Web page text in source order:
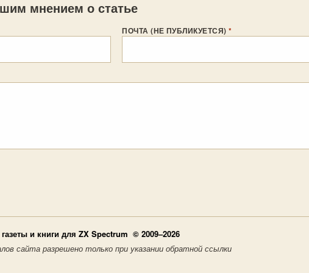
мнением о статье
ПОЧТА (НЕ ПУБЛИКУЕТСЯ)*
и книги для ZX Spectrum © 2009–2026
сайта разрешено только при указании обратной ссылки